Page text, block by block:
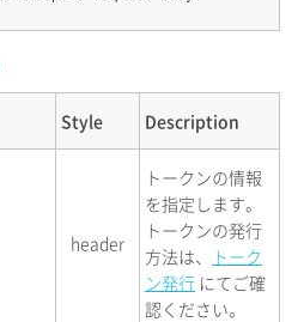
Style Description
header
トークンの情報
を指定します。
トークンの発行
方法は、
トーク
ン発行 にてご確
認ください。